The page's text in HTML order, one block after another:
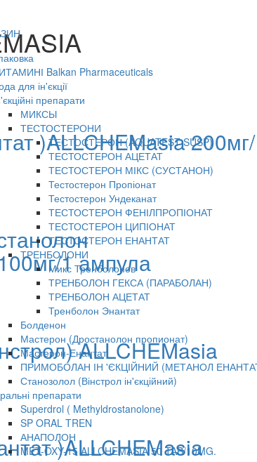
Balkan Pharmaceuticals
для ін'єкції
препарати
МИКСЫ
ТЕСТОСТЕРОНИ
ТЕСТОСТЕРОН (AQUATEST SUSP)
ТЕСТОСТЕРОН АЦЕТАТ
ТЕСТОСТЕРОН МІКС (СУСТАНОН)
Тестостерон Пропіонат
Тестостерон Ундеканат
ТЕСТОСТЕРОН ФЕНІЛПРОПІОНАТ
ТЕСТОСТЕРОН ЦИПІОНАТ
ТЕСТОСТЕРОН ЕНАНТАТ
ТРЕНБОЛОНИ
Микс Тренболонов
ТРЕНБОЛОН ГЕКСА (ПАРАБОЛАН)
ТРЕНБОЛОН АЦЕТАТ
Тренболон Энантат
Болденон
Мастерон (Дростанолон пропионат)
Мастерон-Енантат
ПРИМОБОЛАН ІН 'ЄКЦІЙНИЙ (МЕТАНОЛ
Станозолол (Вінстрол ін'єкційний)
препарати
Superdrol ( Methyldrostanolone)
SP ORAL TREN
АНАПОЛОН
MET-OXY-15 ALLCHEMASIA 50 TAB/10MG.
)ALLCHEMasia 200мг/
1 ампула
ALLCHEMasia
)ALLCHEMasia